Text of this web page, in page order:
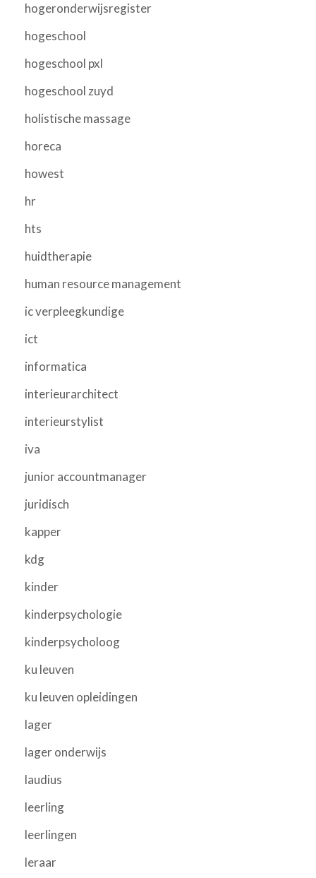
hogeronderwijsregister
hogeschool
hogeschool pxl
hogeschool zuyd
holistische massage
horeca
howest
hr
hts
huidtherapie
human resource management
ic verpleegkundige
ict
informatica
interieurarchitect
interieurstylist
iva
junior accountmanager
juridisch
kapper
kdg
kinder
kinderpsychologie
kinderpsycholoog
ku leuven
ku leuven opleidingen
lager
lager onderwijs
laudius
leerling
leerlingen
leraar